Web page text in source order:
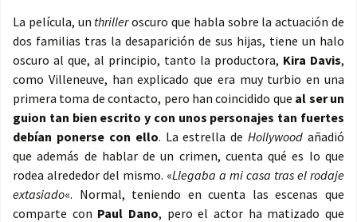
La película, un thrilleroscuro que habla sobre la actuación de
dos familias tras la desaparición de sus hijas, tiene un halo
oscuro al que, al principio, tanto la productora, Kira Davis,
como Villeneuve, han explicado que era muy turbio en una
primera toma de contacto, pero han coincidido que al ser un
guion tan bien escrito y con unos personajes tan fuertes
debían ponerse con ello. La estrella deHollywood añadió
que además de hablar de un crimen, cuenta qué es lo que
rodea alrededor del mismo. «Llegaba a mi casa tras el rodaje
extasiado«. Normal, teniendo en cuenta las escenas que
comparte con Paul Dano, pero el actor ha matizado que